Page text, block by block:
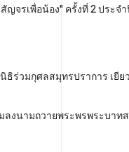
ญจรเพื่อน้อง" ครั้งที่ 2 ประ
ธิร่วมกุศลสมุทรปราการ เ
ลงนามถวายพระพรพระบาท